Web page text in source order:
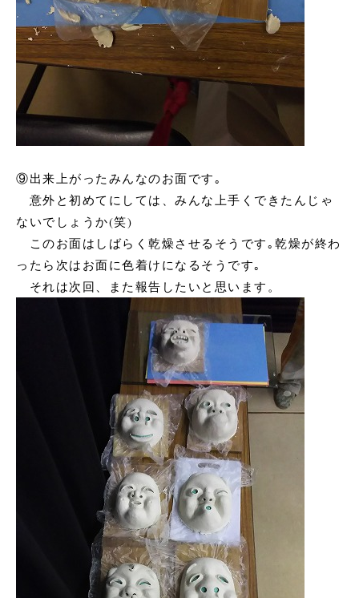
⑨出来上がったみんなのお面です｡
意外と初めてにしては、みんな上手くできたんじゃ
ないでしょうか(笑)
このお面はしばらく乾燥させるそうです｡乾燥が終わ
ったら次はお面に色着けになるそうです｡
それは次回、また報告したいと思います。